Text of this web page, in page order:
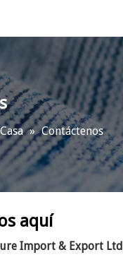
Casa » Contáctenos
aquí
Import & Export Ltd